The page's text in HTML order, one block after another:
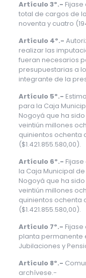
Artículo 3º.-
total de cargos de
noventa y cuatro
Artículo 4º.-
realizar las
fueran necesarios
presupuestarias a
integrante de la
Artículo 5º.-
para la Caja
Nogoyá que ha
veintiún millones
quinientos ochenta
($1.421.855.580,00).
Artículo 6º.-
la Caja Municipal
Nogoyá que ha
veintiún millones
quinientos ochenta
($1.421.855.580,00).
Artículo 7º.-
planta permanente
Jubilaciones y
Artículo 8º.-
archívese.-